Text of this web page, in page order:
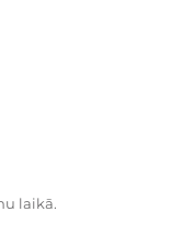
laikā.